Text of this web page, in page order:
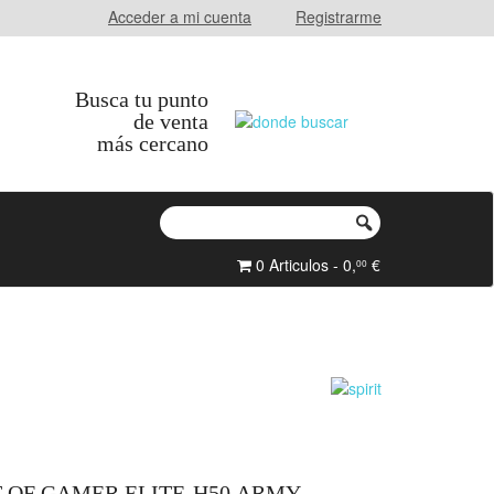
Acceder a mi cuenta Registrarme
Busca tu punto
de venta
más cercano
0 Articulos - 0,00 €